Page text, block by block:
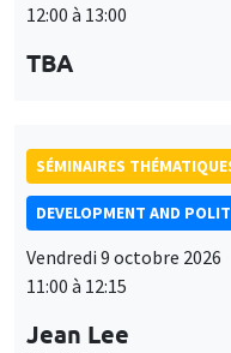
12:00 à 13:00
TBA
SÉMINAIRES
DEVELOPMENT AND
Vendredi 9 octobre 2026
11:00 à 12:15
Jean Lee